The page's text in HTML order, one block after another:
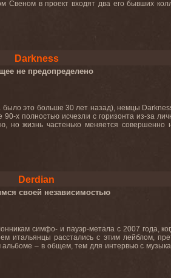
в проект входят два его бывших
Darkness
не предопределено
было это больше 30 лет назад), немцы
х полностью исчезли с горизонта из-за
жизнь частенько меняется совершенно
Derdian
своей независимостью
симфо- и пауэр-метала с 2007 года,
расстались с этим лейблом,
– в общем, тем для интервью с